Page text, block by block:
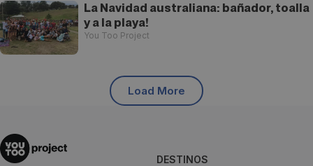
La Navidad australiana: bañador, toalla
y a la playa!
You Too Project
Load More
DESTINOS